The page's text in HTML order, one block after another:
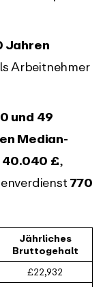
Jahren
Arbeitnehmer
und 49
Median-
40.040 £,
770
Jährliches
Bruttogehalt
£22,932